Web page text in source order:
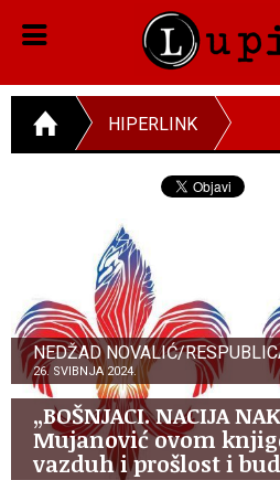
HIPERLINK
NEDŽAD NOVALIĆ/
26. SVIBNJA 2024.
„BOŠNJACI. NACIJA
Mujanović ovom
vazduh i prošlost i